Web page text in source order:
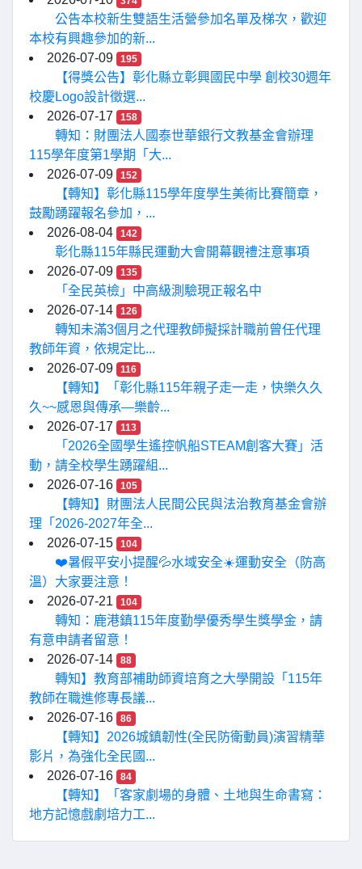
公告本校新生雙語生活營參加名單及梯次，歡迎
本校有興趣參加的新...
2026-07-09
195
【得獎公告】彰化縣立彰興國民中學 創校30週年
校慶Logo設計徵選...
2026-07-17
158
轉知：財團法人國泰世華銀行文教基金會辦理
115學年度第1學期「大...
2026-07-09
152
【轉知】彰化縣115學年度學生美術比賽簡章，
鼓勵踴躍報名參加，...
2026-08-04
142
彰化縣115年縣民運動大會開幕觀禮注意事項
2026-07-09
135
「全民英檢」中高級測驗現正報名中
2026-07-14
126
轉知未滿3個月之代理教師擬採計職前曾任代理
教師年資，依規定比...
2026-07-09
116
【轉知】「彰化縣115年親子走一走，快樂久久
久~~感恩與傳承—樂齡...
2026-07-17
113
「2026全國學生遙控帆船STEAM創客大賽」活
動，請全校學生踴躍組...
2026-07-16
105
【轉知】財團法人民間公民與法治教育基金會辦
理「2026-2027年全...
2026-07-15
104
❤️暑假平安小提醒💦水域安全☀️運動安全（防高
溫）大家要注意！
2026-07-21
104
轉知：鹿港鎮115年度勤學優秀學生獎學金，請
有意申請者留意！
2026-07-14
88
轉知】教育部補助師資培育之大學開設「115年
教師在職進修專長議...
2026-07-16
86
【轉知】2026城鎮韌性(全民防衛動員)演習精華
影片，為強化全民國...
2026-07-16
84
【轉知】「客家劇場的身體、土地與生命書寫：
地方記憶戲劇培力工...